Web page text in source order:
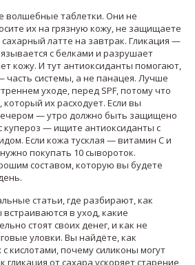
волшебные таблетки. Они не
их на грязную кожу, не защищаете
латте на завтрак. Гликация —
с белками и разрушает
кожу. И тут антиоксиданты помогают,
системы, а не панацея. Лучше
уходе, перед SPF, потому что
их расходует. Если вы
— утро должно быть защищено
купероз — ищите антиоксиданты с
Если кожа тусклая — витамин С и
покупать 10 сывороток.
составом, которую вы будете
статьи, где разбирают, как
в уход, какие
стоят своих денег, и как не
уловки. Вы найдёте, как
кислотами, почему силиконы могут
от сахара ускоряет старение